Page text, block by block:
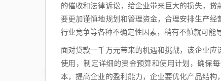
的催收和法律诉讼，给企业带来巨大的损失，
要更加谨慎地规划和管理资金，合理安排生产
行业竞争等各种不确定性因素，稍有不慎就可能
面对贷款一千万元带来的机遇和挑战，该企业
使用，制定详细的资金预算和使用计划，确保
本，提高企业的盈利能力，企业要优化产品结